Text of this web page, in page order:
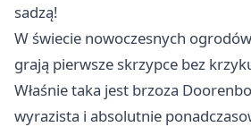
sadzą!
W świecie nowoczesnych
grają pierwsze skrzypce bez
Właśnie taka jest brzoza
wyrazista i absolutnie